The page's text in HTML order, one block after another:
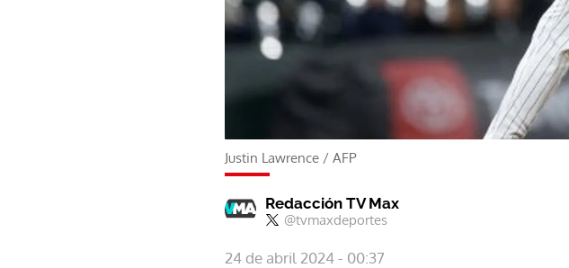
Justin Lawrence / AFP
Redacción TV Max
@tvmaxdeportes
24 de abril 2024 - 00:37